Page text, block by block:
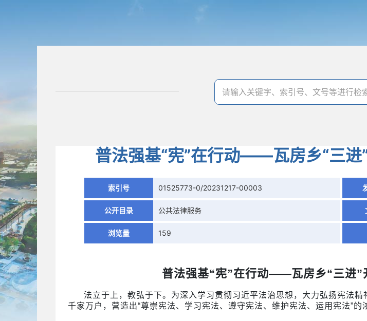
普法强基“宪”在行动——瓦房乡“三进
索引号 01525773-0/20231217-00003
公开目录 公共法律服务
浏览量 159
普法强基“宪”在行动——瓦房乡“三进”
法立于上，教弘于下。为深入学习贯彻习近平法治思想，大力弘扬宪法
千家万户，营造出“尊崇宪法、学习宪法、遵守宪法、维护宪法、运用宪法”的